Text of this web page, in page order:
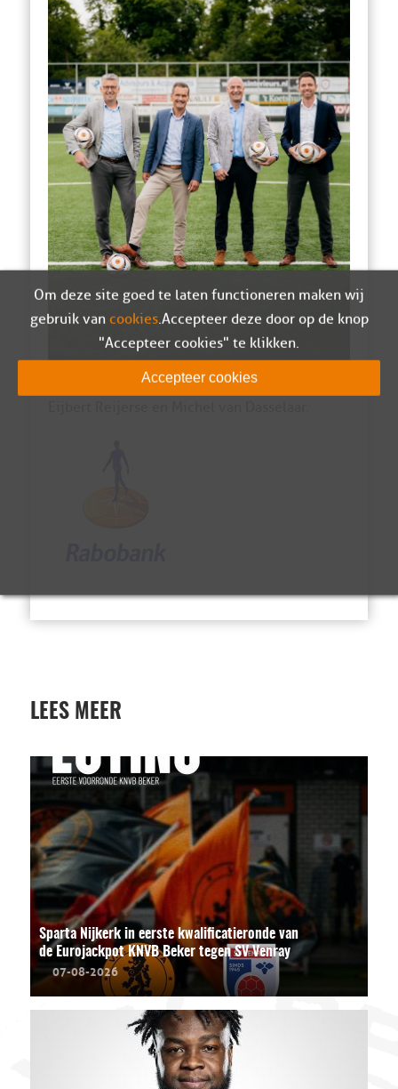
Met vlnr: Erik Groeneveld, Marcel Korving,
LEES MEER
Sparta Nijkerk in eerste kwalificatieronde van
de Eurojackpot KNVB Beker tegen SV Venray
07-08-2026
Om deze site goed te laten functioneren maken wij
gebruik van cookies. Accepteer deze door op de knop
"Accepteer cookies" te klikken.
Accepteer cookies